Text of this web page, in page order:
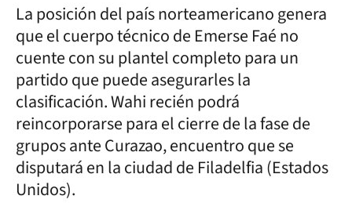
La posición del país norteamericano genera
que el cuerpo técnico de Emerse Faé no
cuente con su plantel completo para un
partido que puede asegurarles la
clasificación. Wahi recién podrá
reincorporarse para el cierre de la fase de
grupos ante Curazao, encuentro que se
disputará en la ciudad de Filadelfia (Estados
Unidos).